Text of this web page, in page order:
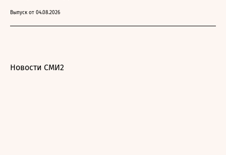
Выпуск от 04.08.2026
Новости СМИ2